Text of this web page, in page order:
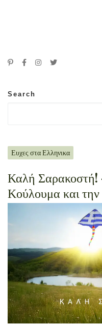
Search
Ευχες στα Ελληνικα
Καλή Σαρακοστή!
Κούλουμα και